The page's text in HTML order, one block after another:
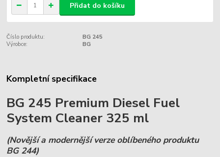
Přidat do košíku
Číslo produktu:
BG 245
Výrobce:
BG
Kompletní specifikace
BG 245 Premium Diesel Fuel
System Cleaner 325 ml
(Novější a modernější verze oblíbeného produktu
BG 244)